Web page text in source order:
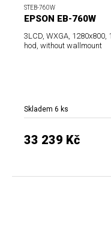
STEB-760W
EPSON EB-760W
3LCD, WXGA, 1280x800,
hod, without wallmount
Skladem 6 ks
33 239 Kč